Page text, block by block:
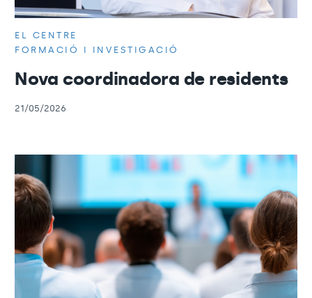
EL CENTRE
FORMACIÓ I INVESTIGACIÓ
Nova coordinadora de residents
21/05/2026